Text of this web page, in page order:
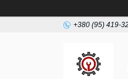
+380 (95) 419-